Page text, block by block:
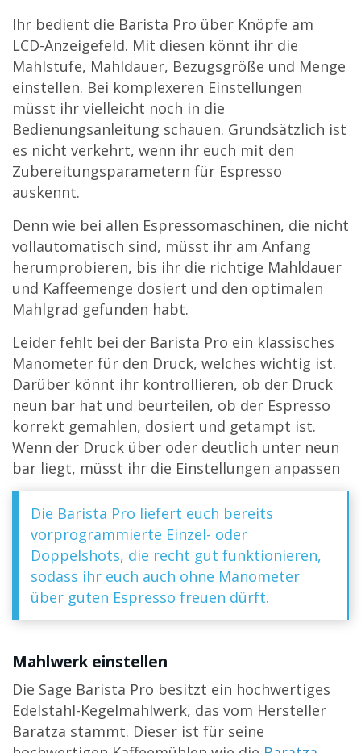
Ihr bedient die Barista Pro über Knöpfe am
LCD-Anzeigefeld. Mit diesen könnt ihr die
Mahlstufe, Mahldauer, Bezugsgröße und Menge
einstellen. Bei komplexeren Einstellungen
müsst ihr vielleicht noch in die
Bedienungsanleitung schauen. Grundsätzlich ist
es nicht verkehrt, wenn ihr euch mit den
Zubereitungsparametern für Espresso
auskennt.
Denn wie bei allen Espressomaschinen, die nicht
vollautomatisch sind, müsst ihr am Anfang
herumprobieren, bis ihr die richtige Mahldauer
und Kaffeemenge dosiert und den optimalen
Mahlgrad gefunden habt.
Leider fehlt bei der Barista Pro ein klassisches
Manometer für den Druck, welches wichtig ist.
Darüber könnt ihr kontrollieren, ob der Druck
neun bar hat und beurteilen, ob der Espresso
korrekt gemahlen, dosiert und getampt ist.
Wenn der Druck über oder deutlich unter neun
bar liegt, müsst ihr die Einstellungen anpassen
Die Barista Pro liefert euch bereits
vorprogrammierte Einzel- oder
Doppelshots, die recht gut funktionieren,
sodass ihr euch auch ohne Manometer
über guten Espresso freuen dürft.
Mahlwerk einstellen
Die Sage Barista Pro besitzt ein hochwertiges
Edelstahl-Kegelmahlwerk, das vom Hersteller
Baratza stammt. Dieser ist für seine